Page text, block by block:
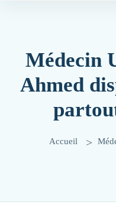
Médecin
Ahmed
Accueil